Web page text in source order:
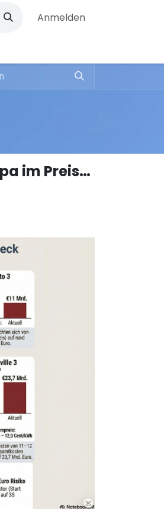
Anmelden
AKWs die Kostenfalle: neue Atomkraftwerke in Europa im Preis-Check.